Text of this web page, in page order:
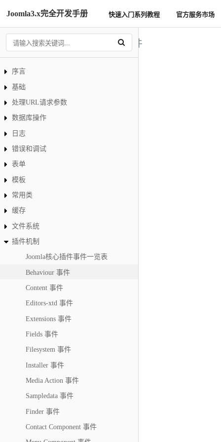
Joomla3.x完全开发手册 快速入门系列教程 官方服务市场
序言
基础
处理URL请求参数
数据库操作
日志
错误和调试
表单
模板
常用类
缓存
文件系统
插件机制
Joomla核心插件事件一览表
Behaviour 事件
Content 事件
Editors-xtd 事件
Extensions 事件
Fields 事件
Filesystem 事件
Installer 事件
Media Action 事件
Sampledata 事件
Finder 事件
Contact Component 事件
Behaviour 事件
todo
onTableObjectCreate
onTableBeforeReset
onTableBeforeBind
onTableAfterBind
onTableBeforeStore
onTableAfterStore
onTableBeforeDelete
onTableAfterDelete
onTableBeforeCheckout
onTableAfterCheckout
onTableBeforeCheckin
onTableAfterCheckin
onTableBeforeHit
onTableAfterHit
onTableBeforeReorder
onTableAfterReorder
onTableBeforeMove
onTableAfterMove